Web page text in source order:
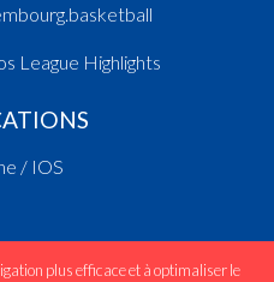
League Highlights
/ IOS
plus efficace et à optimaliser le